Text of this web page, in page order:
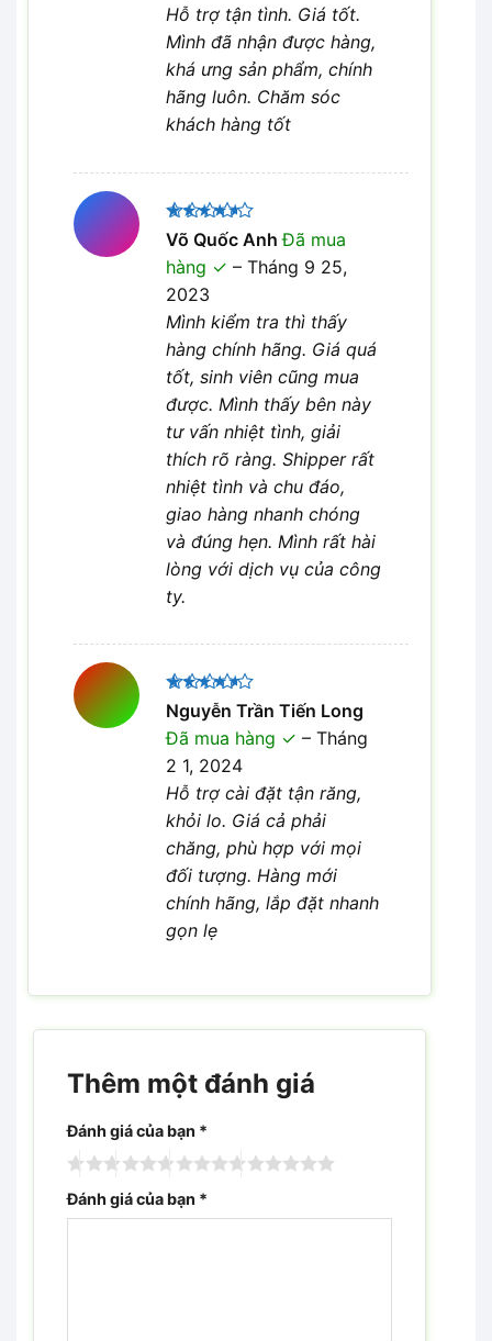
Hỗ trợ tận tình. Giá tốt.
Mình đã nhận được hàng,
khá ưng sản phẩm, chính
hãng luôn. Chăm sóc
khách hàng tốt
Được
xếp hạng
45 sao
Võ Quốc AnhĐã mua
hàng
– Tháng 9 25,
2023
Mình kiểm tra thì thấy
hàng chính hãng. Giá quá
tốt, sinh viên cũng mua
được. Mình thấy bên này
tư vấn nhiệt tình, giải
thích rõ ràng. Shipper rất
nhiệt tình và chu đáo,
giao hàng nhanh chóng
và đúng hẹn. Mình rất hài
lòng với dịch vụ của công
ty.
Được
xếp hạng
45 sao
Nguyễn Trần Tiến Long
Đã mua hàng
– Tháng
2 1, 2024
Hỗ trợ cài đặt tận răng,
khỏi lo. Giá cả phải
chăng, phù hợp với mọi
đối tượng. Hàng mới
chính hãng, lắp đặt nhanh
gọn lẹ
Thêm một đánh giá
Đánh giá của bạn *
Đánh giá của bạn *